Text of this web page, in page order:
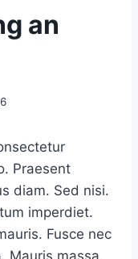
an
Praesent
diam. Sed nisi.
imperdiet.
Fusce nec